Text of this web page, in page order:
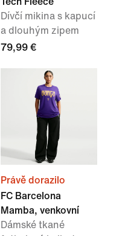
Dívčí mikina s kapucí
a dlouhým zipem
79,99 €
Právě dorazilo
FC Barcelona
Mamba, venkovní
Dámské tkané